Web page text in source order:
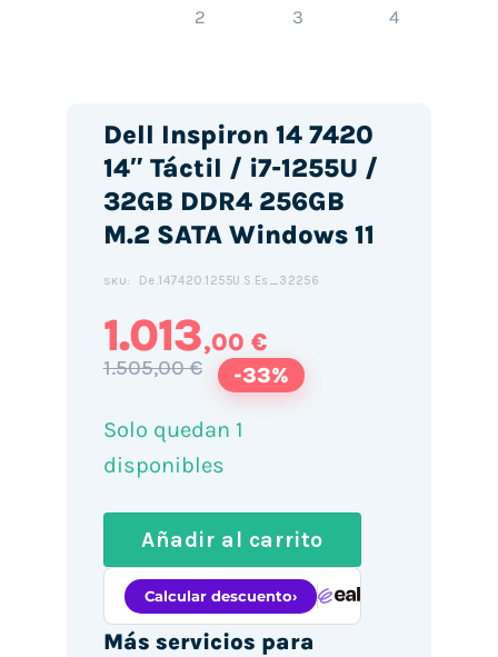
Dell Inspiron 14 7420
14″ Táctil / i7-1255U /
32GB DDR4 256GB
M.2 SATA Windows 11
SKU: De.147420.1255U.S.Es_32256
1.013,00 €
1.505,00 € -33%
Solo quedan 1
disponibles
Añadir al carrito
Más servicios para